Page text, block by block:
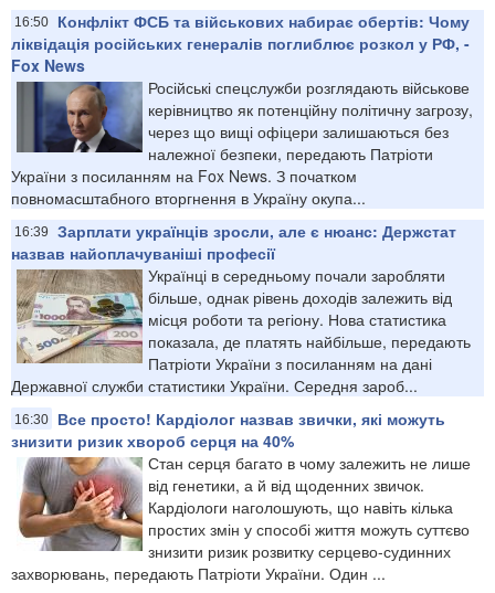
16:50
Конфлікт ФСБ та військових набирає обертів: Чому
ліквідація російських генералів поглиблює розкол у РФ, -
Fox News
Російські спецслужби розглядають військове
керівництво як потенційну політичну загрозу,
через що вищі офіцери залишаються без
належної безпеки, передають Патріоти
України з посиланням на Fox News. З початком
повномасштабного вторгнення в Україну окупа...
16:39
Зарплати українців зросли, але є нюанс: Держстат
назвав найоплачуваніші професії
Українці в середньому почали заробляти
більше, однак рівень доходів залежить від
місця роботи та регіону. Нова статистика
показала, де платять найбільше, передають
Патріоти України з посиланням на дані
Державної служби статистики України. Середня зароб...
16:30
Все просто! Кардіолог назвав звички, які можуть
знизити ризик хвороб серця на 40%
Стан серця багато в чому залежить не лише
від генетики, а й від щоденних звичок.
Кардіологи наголошують, що навіть кілька
простих змін у способі життя можуть суттєво
знизити ризик розвитку серцево-судинних
захворювань, передають Патріоти України. Один ...